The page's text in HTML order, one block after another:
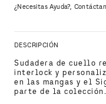
¿Necesitas Ayuda?,
DESCRIPCIÓN
Sudadera de cuello
interlock y
en las mangas y el
parte de la colección.